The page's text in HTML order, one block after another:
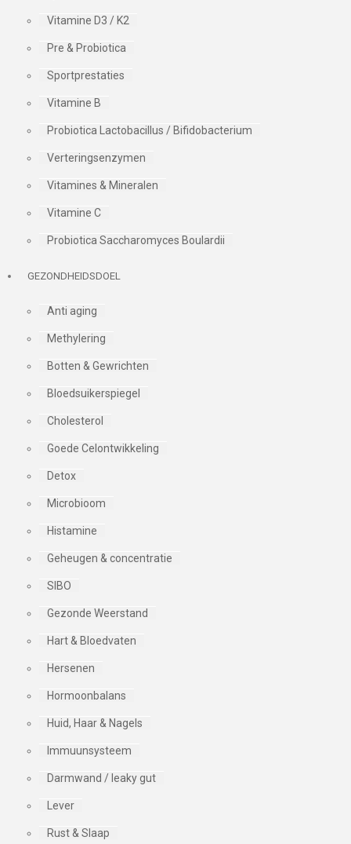
Vitamine D3 / K2
Pre & Probiotica
Sportprestaties
Vitamine B
Probiotica Lactobacillus / Bifidobacterium
Verteringsenzymen
Vitamines & Mineralen
Vitamine C
Probiotica Saccharomyces Boulardii
GEZONDHEIDSDOEL
Anti aging
Methylering
Botten & Gewrichten
Bloedsuikerspiegel
Cholesterol
Goede Celontwikkeling
Detox
Microbioom
Histamine
Geheugen & concentratie
SIBO
Gezonde Weerstand
Hart & Bloedvaten
Hersenen
Hormoonbalans
Huid, Haar & Nagels
Immuunsysteem
Darmwand / leaky gut
Lever
Rust & Slaap